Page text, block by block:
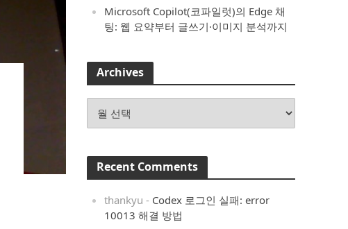
Microsoft Copilot(코파일럿)의 Edge 채
팅: 웹 요약부터 글쓰기·이미지 분석까지
Archives
Recent Comments
thankyu - Codex 로그인 실패: error
10013 해결 방법